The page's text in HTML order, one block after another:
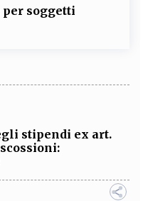
per soggetti
stipendi ex art.